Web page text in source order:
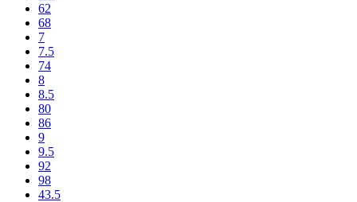
62
68
7
7.5
74
8
8.5
80
86
9
9.5
92
98
43.5